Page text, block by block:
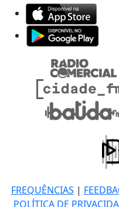
FREQUÊNCIAS |
POLÍTICA DE